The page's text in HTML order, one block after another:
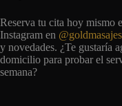
Reserva tu cita hoy mismo
Instagram en
y novedades. ¿Te gustaría
domicilio para probar el
semana?